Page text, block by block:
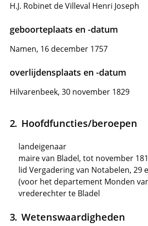
H.J. Robinet de Villeval Henri Joseph
geboorteplaats en -datum
Namen, 16 december 1757
overlijdensplaats en -datum
Hilvarenbeek, 30 november 1829
Hoofdfuncties/beroepen
landeigenaar
maire van Bladel, tot november
lid Vergadering van Notabelen, 29
(voor het departement Monden
vrederechter te Bladel
Wetenswaardigheden